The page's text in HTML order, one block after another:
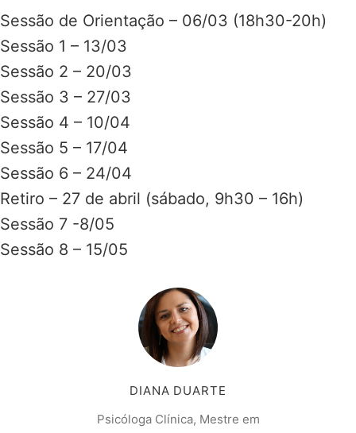
Sessão de Orientação – 06/03 (18h30-20h)
Sessão 1 – 13/03
Sessão 2 – 20/03
Sessão 3 – 27/03
Sessão 4 – 10/04
Sessão 5 – 17/04
Sessão 6 – 24/04
Retiro – 27 de abril (sábado, 9h30 – 16h)
Sessão 7 -8/05
Sessão 8 – 15/05
DIANA DUARTE
Psicóloga Clínica, Mestre em